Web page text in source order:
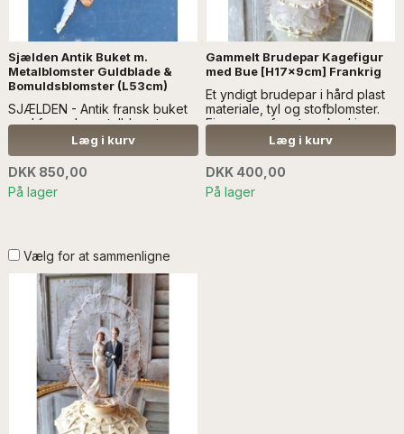
Sjælden Antik Buket m.
Metalblomster Guldblade &
Bomuldsblomster (L53cm)
SJÆLDEN - Antik fransk buket
med farvede metalblomster,
guldblade og bomuldsblomster
- læs beskrivelsen SÆLGES
UDEN ANDEN DEKORATION
Læg i kurv
DKK 850,00
På lager
Gammelt Brudepar Kagefigur
med Bue [H17x9cm] Frankrig
Et yndigt brudepar i hård plast
materiale, tyl og stofblomster.
Figuren er fra et marked i
Frankrig...læs mere SÆLGES
UDEN ANDEN DEKORATION
Læg i kurv
DKK 400,00
På lager
Vælg for at sammenligne